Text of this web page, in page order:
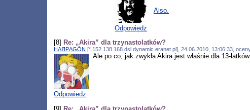
Also.
Odpowiedz
[8] Re: „Akira” dla trzynastolatków?
HΛЯPΛGŌN [*.152.138.168.dsl.dynamic.eranet.pl], 24.06.2010, 13:06:33,
Ale po co, jak zwykła Akira jest właśnie dla 13-
Odpowiedz